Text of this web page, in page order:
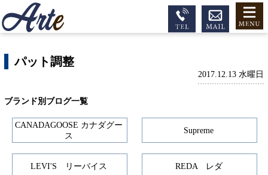
パット調整
2017.12.13 水曜日
ブランド別ブログ一覧
CANADAGOOSE カナダグー
ス
Supreme
LEVI'S リーバイス REDA レダ